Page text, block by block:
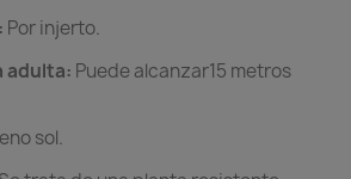
Por injerto.
adulta: Puede alcanzar15 metros
sol.